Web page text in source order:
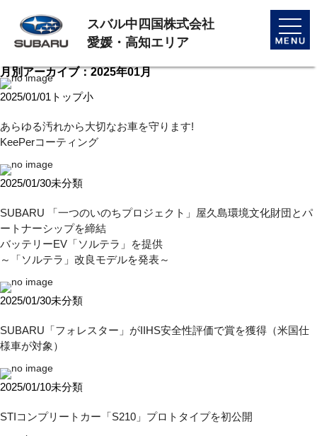
toggle
スバル中四国株式会社
愛媛・高知エリア
月別アーカイブ：2025年01月
2025/01/01 トップ小
あらゆる汚れから大切なお車を守ります!
KeePerコーティング
2025/01/30未分類
SUBARU 「一つのいのちプロジェクト」屋久島環境文化財団とパ
ートナーシップを締結
バッテリーEV「ソルテラ」を提供
～「ソルテラ」改良モデルを発表～
2025/01/30未分類
SUBARU「フォレスター」がIIHS安全性評価で賞を獲得（米国仕
様車が対象）
2025/01/10未分類
STIコンプリートカー「S210」プロトタイプを初公開